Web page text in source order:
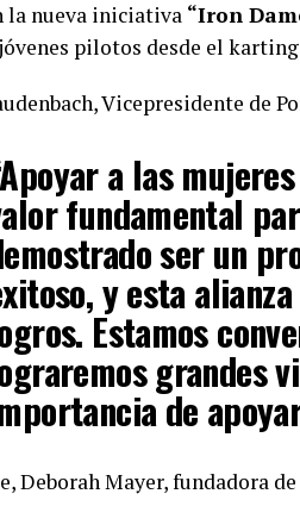
la nueva iniciativa “Iron
pilotos desde el
Vicepresidente de
a las
fundamental
ser un
y esta
Estamos
grandes
de
Deborah Mayer, fundadora